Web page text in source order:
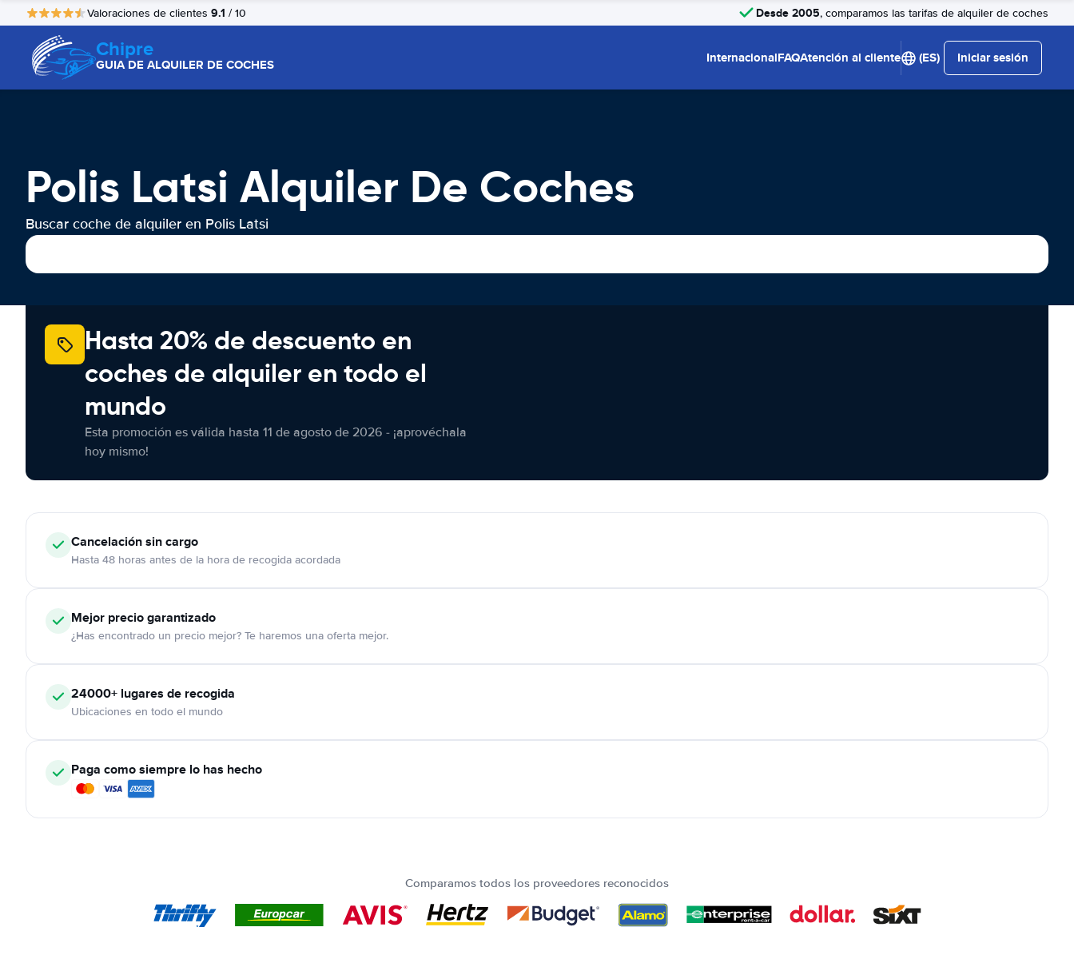
Valoraciones de clientes 9.1 / 10 Desde 2005, comparamos las tarifas de alquiler de coches
Chipre
GUIA DE ALQUILER DE COCHES InternacionalFAQAtención al cliente (ES) Iniciar sesión
Polis Latsi Alquiler De Coches
Buscar coche de alquiler en Polis Latsi
Hasta 20% de descuento en
coches de alquiler en todo el
mundo
Esta promoción es válida hasta 11 de agosto de 2026 - ¡aprovéchala
hoy mismo!
Cancelaciónsin cargo
Hasta 48 horas antes de la hora de recogida acordada
Mejor precio garantizado
¿Has encontrado un precio mejor? Te haremos una oferta mejor.
24000+ lugares de recogida
Ubicaciones en todo el mundo
Paga como siempre lo has hecho
Comparamos todos los proveedores reconocidos